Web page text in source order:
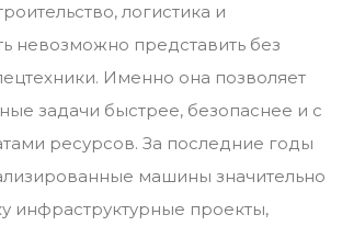
логистика и
невозможно представить без
Именно она позволяет
задачи быстрее, безопаснее и с
ресурсов. За последние годы
машины значительно
инфраструктурные проекты,